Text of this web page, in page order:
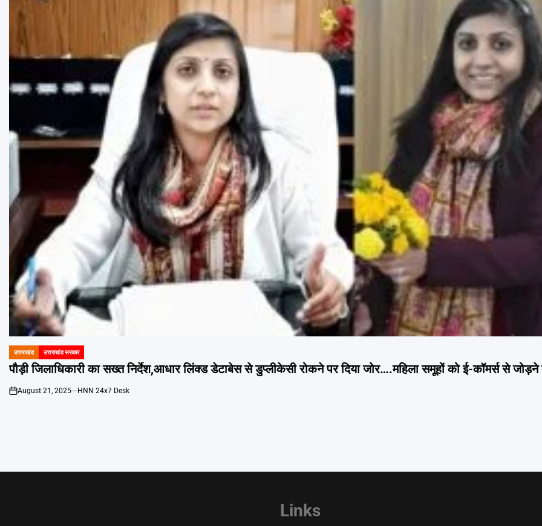
POSTED
IN
उत्तराखंड उत्तराखंड सरकार
पौड़ी जिलाधिकारी का सख्त निर्देश,आधार लिंक्ड डेटाबेस से डुप्लीकेसी रोकने पर दिया जोर….महिला समूहों को ई-कॉमर्स से जोड़ने
on
August 21, 2025 HNN 24x7 Desk
Links